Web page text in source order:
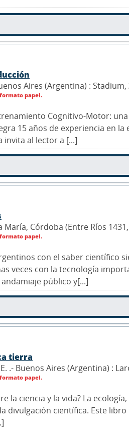
Aires (Argentina) : Stadium,
papel.
Cognitivo-Motor:
15 años de experiencia en
invita al lector a [...]
María, Córdoba (Entre Ríos
papel.
con el saber científico
veces con la tecnología
público y[...]
tierra
.- Buenos Aires (Argentina) :
papel.
la ciencia y la vida? La
divulgación científica. Este